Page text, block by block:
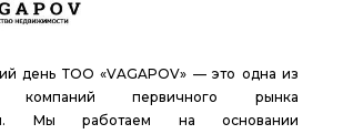
день ТОО «VAGAPOV» — это одна из
компаний первичного рынка
Мы работаем на основании